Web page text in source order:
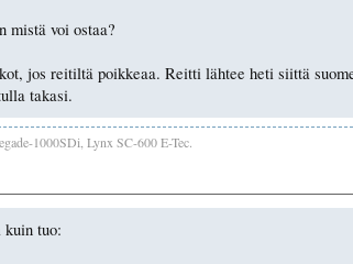
mistä voi ostaa?
jos reitiltä poikkeaa. Reitti lähtee heti siittä
takasi.
1000SDi, Lynx SC-600 E-Tec.
tuo: